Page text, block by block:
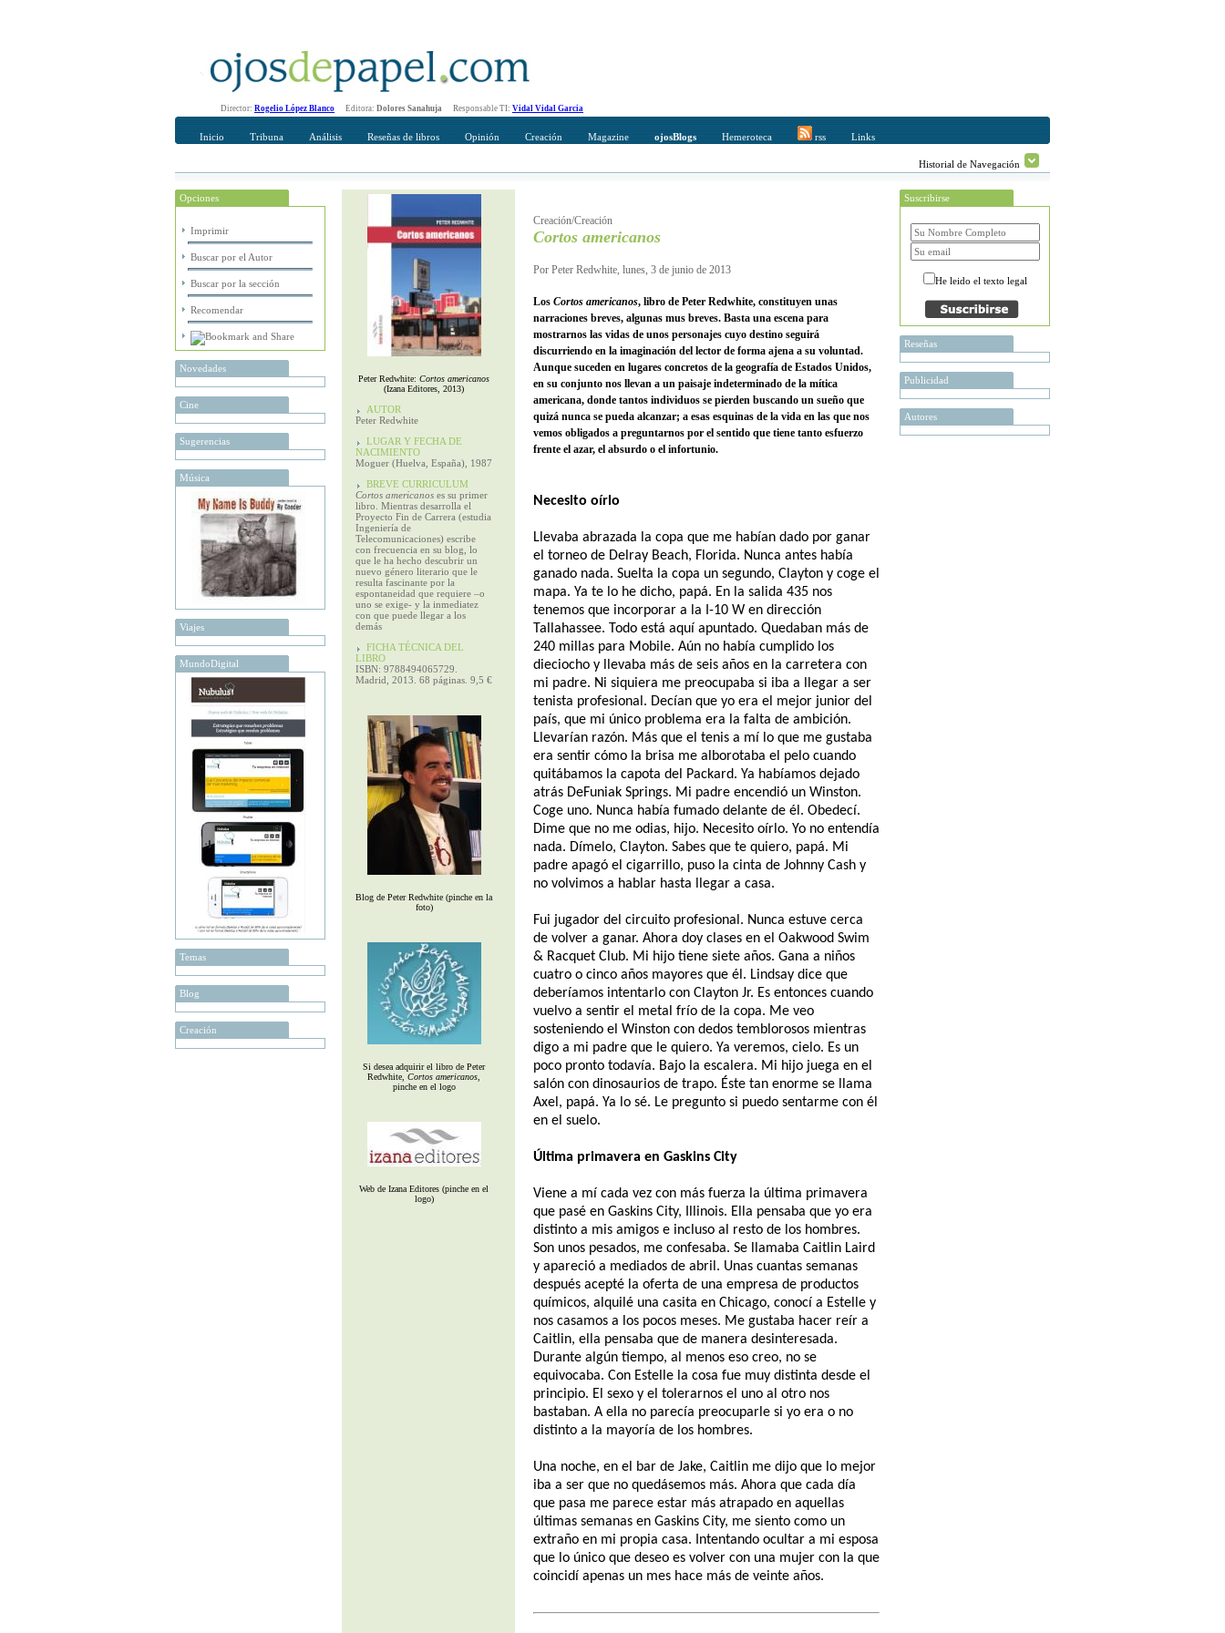
Director: Rogelio López Blanco Editora: Dolores Sanahuja Responsable TI: Vidal Vidal Garcia
Inicio Tribuna Análisis Reseñas de libros Opinión Creación Magazine ojosBlogs Hemeroteca rss Links
Historial de Navegación
Opciones
Imprimir
Buscar por el Autor
Buscar por la sección
Recomendar
Novedades
Cine
Sugerencias
Música
Viajes
MundoDigital
Temas
Blog
Creación
Recomendar
Su nombre Completo
Peter Redwhite: Cortos americanos
(Izana Editores, 2013)
AUTOR
Peter Redwhite
LUGAR Y FECHA DE
NACIMIENTO
Moguer (Huelva, España), 1987
BREVE CURRICULUM
Cortos americanos es su primer
libro. Mientras desarrolla el
Proyecto Fin de Carrera (estudia
Ingeniería de
Telecomunicaciones) escribe
con frecuencia en su blog, lo
que le ha hecho descubrir un
nuevo género literario que le
resulta fascinante por la
espontaneidad que requiere –o
uno se exige- y la inmediatez
con que puede llegar a los
demás
FICHA TÉCNICA DEL
LIBRO
ISBN: 9788494065729.
Madrid, 2013. 68 páginas. 9,5 €
Blog de Peter Redwhite (pinche en la
foto)
Si desea adquirir el libro de Peter
Redwhite, Cortos americanos
pinche en el logo
Web de Izana Editores (pinche en el
logo)
Creación/Creación
Cortos americanos
Por Peter Redwhite, lunes, 3 de junio de 2013
Los Cortos americanos, libro de Peter Redwhite, constituyen unas
narraciones breves, algunas mus breves. Basta una escena para
mostrarnos las vidas de unos personajes cuyo destino seguirá
discurriendo en la imaginación del lector de forma ajena a su voluntad.
Aunque suceden en lugares concretos de la geografía de Estados Unidos,
en su conjunto nos llevan a un paisaje indeterminado de la mítica
americana, donde tantos individuos se pierden buscando un sueño que
quizá nunca se pueda alcanzar; a esas esquinas de la vida en las que nos
vemos obligados a preguntarnos por el sentido que tiene tanto esfuerzo
frente el azar, el absurdo o el infortunio.
Necesito oírlo
Llevaba abrazada la copa que me habían dado por ganar
el torneo de Delray Beach, Florida. Nunca antes había
ganado nada. Suelta la copa un segundo, Clayton y coge el
mapa. Ya te lo he dicho, papá. En la salida 435 nos
tenemos que incorporar a la I-10 W en dirección
Tallahassee. Todo está aquí apuntado. Quedaban más de
240 millas para Mobile. Aún no había cumplido los
dieciocho y llevaba más de seis años en la carretera con
mi padre. Ni siquiera me preocupaba si iba a llegar a ser
tenista profesional. Decían que yo era el mejor junior del
país, que mi único problema era la falta de ambición.
Llevarían razón. Más que el tenis a mí lo que me gustaba
era sentir cómo la brisa me alborotaba el pelo cuando
quitábamos la capota del Packard. Ya habíamos dejado
atrás DeFuniak Springs. Mi padre encendió un Winston.
Coge uno. Nunca había fumado delante de él. Obedecí.
Dime que no me odias, hijo. Necesito oírlo. Yo no entendía
nada. Dímelo, Clayton. Sabes que te quiero, papá. Mi
padre apagó el cigarrillo, puso la cinta de Johnny Cash y
no volvimos a hablar hasta llegar a casa.
Fui jugador del circuito profesional. Nunca estuve cerca
de volver a ganar. Ahora doy clases en el Oakwood Swim
& Racquet Club. Mi hijo tiene siete años. Gana a niños
cuatro o cinco años mayores que él. Lindsay dice que
deberíamos intentarlo con Clayton Jr. Es entonces cuando
vuelvo a sentir el metal frío de la copa. Me veo
sosteniendo el Winston con dedos temblorosos mientras
digo a mi padre que le quiero. Ya veremos, cielo. Es un
poco pronto todavía. Bajo la escalera. Mi hijo juega en el
salón con dinosaurios de trapo. Éste tan enorme se llama
Axel, papá. Ya lo sé. Le pregunto si puedo sentarme con él
en el suelo.
Última primavera en Gaskins City
Viene a mí cada vez con más fuerza la última primavera
que pasé en Gaskins City, Illinois. Ella pensaba que yo era
distinto a mis amigos e incluso al resto de los hombres.
Son unos pesados, me confesaba. Se llamaba Caitlin Laird
y apareció a mediados de abril. Unas cuantas semanas
después acepté la oferta de una empresa de productos
químicos, alquilé una casita en Chicago, conocí a Estelle y
nos casamos a los pocos meses. Me gustaba hacer reír a
Caitlin, ella pensaba que de manera desinteresada.
Durante algún tiempo, al menos eso creo, no se
equivocaba. Con Estelle la cosa fue muy distinta desde el
principio. El sexo y el tolerarnos el uno al otro nos
bastaban. A ella no parecía preocuparle si yo era o no
distinto a la mayoría de los hombres.
Una noche, en el bar de Jake, Caitlin me dijo que lo mejor
iba a ser que no quedásemos más. Ahora que cada día
que pasa me parece estar más atrapado en aquellas
últimas semanas en Gaskins City, me siento como un
extraño en mi propia casa. Intentando ocultar a mi esposa
que lo único que deseo es volver con una mujer con la que
coincidí apenas un mes hace más de veinte años.
Suscribirse
He leido el texto legal
Reseñas
Publicidad
Autores